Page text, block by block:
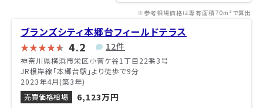
※参考相場価格は専有面積70m²で算出
ブランズシティ本郷台フィールドテラス
4.2 12件
神奈川県横浜市栄区小菅ケ谷1丁目22番3号
JR根岸線「本郷台駅」より徒歩で9分
2023年4月(築3年)
売買価格相場
6,123万円